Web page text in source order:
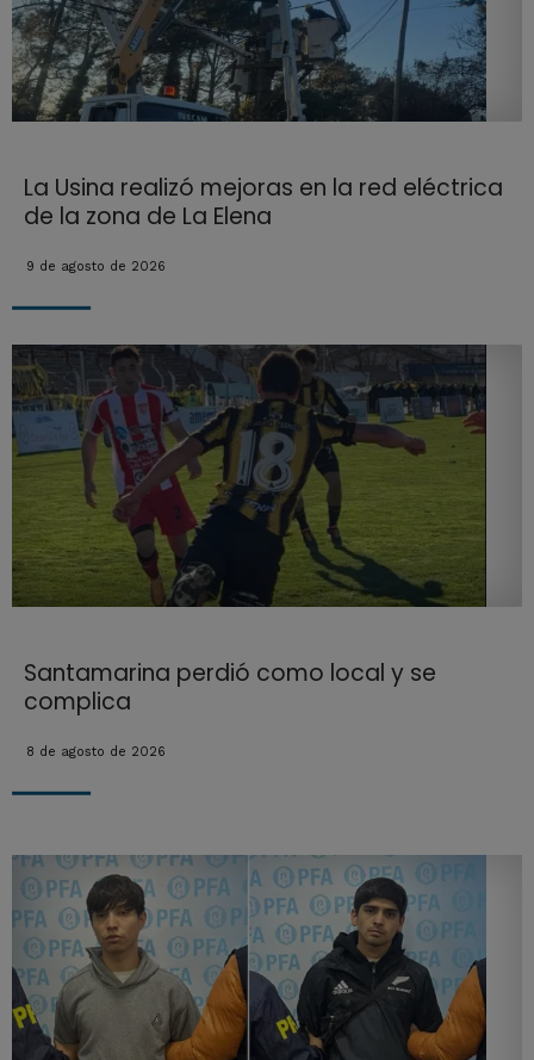
La Usina realizó mejoras en la red eléctrica
de la zona de La Elena
9 de agosto de 2026
Santamarina perdió como local y se
complica
8 de agosto de 2026